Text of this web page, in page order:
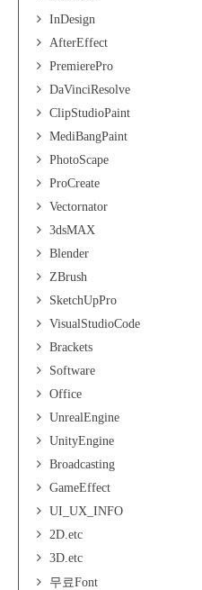
InDesign
AfterEffect
PremierePro
DaVinciResolve
ClipStudioPaint
MediBangPaint
PhotoScape
ProCreate
Vectornator
3dsMAX
Blender
ZBrush
SketchUpPro
VisualStudioCode
Brackets
Software
Office
UnrealEngine
UnityEngine
Broadcasting
GameEffect
UI_UX_INFO
2D.etc
3D.etc
무료Font